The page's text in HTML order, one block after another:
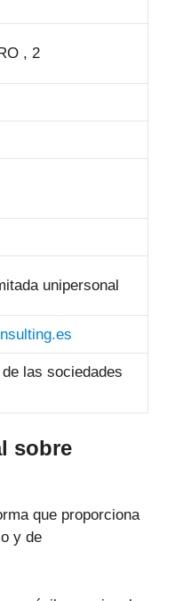
, 2
unipersonal
las sociedades
sobre
que proporciona
y de